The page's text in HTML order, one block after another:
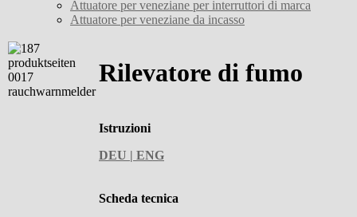
Attuatore per veneziane per interruttori di marca
Attuatore per veneziane da incasso
Rilevatore di fumo
Istruzioni
DEU | ENG
Scheda tecnica